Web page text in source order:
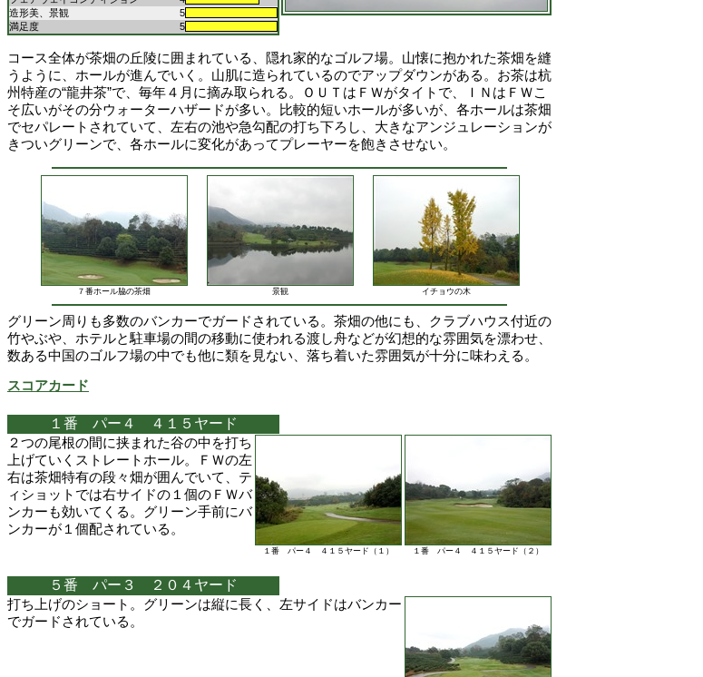
造形美、景観
5
満足度
5
コース全体が茶畑の丘陵に囲まれている、隠れ家的なゴルフ場。山懐に抱かれた茶畑を縫
うように、ホールが進んでいく。山肌に造られているのでアップダウンがある。お茶は杭
州特産の“龍井茶”で、毎年４月に摘み取られる。ＯＵＴはＦＷがタイトで、ＩＮはＦＷこ
そ広いがその分ウォーターハザードが多い。比較的短いホールが多いが、各ホールは茶畑
でセパレートされていて、左右の池や急勾配の打ち下ろし、大きなアンジュレーションが
きついグリーンで、各ホールに変化があってプレーヤーを飽きさせない。
７番ホール脇の茶畑 景観 イチョウの木
グリーン周りも多数のバンカーでガードされている。茶畑の他にも、クラブハウス付近の
竹やぶや、ホテルと駐車場の間の移動に使われる渡し舟などが幻想的な雰囲気を漂わせ、
数ある中国のゴルフ場の中でも他に類を見ない、落ち着いた雰囲気が十分に味わえる。
スコアカード
１番 パー４ ４１５ヤード
１番 パー４ ４１５ヤード（２）
１番 パー４ ４１５ヤード（１）
２つの尾根の間に挟まれた谷の中を打ち
上げていくストレートホール。ＦＷの左
右は茶畑特有の段々畑が囲んでいて、テ
ィショットでは右サイドの１個のＦＷバ
ンカーも効いてくる。グリーン手前にバ
ンカーが１個配されている。
５番 パー３ ２０４ヤード
打ち上げのショート。グリーンは縦に長く、左サイドはバンカー
でガードされている。